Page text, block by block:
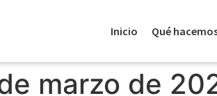
Inicio Qué
marzo de